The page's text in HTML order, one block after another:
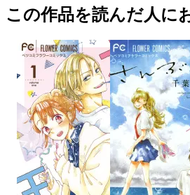
この作品を読んだ人に